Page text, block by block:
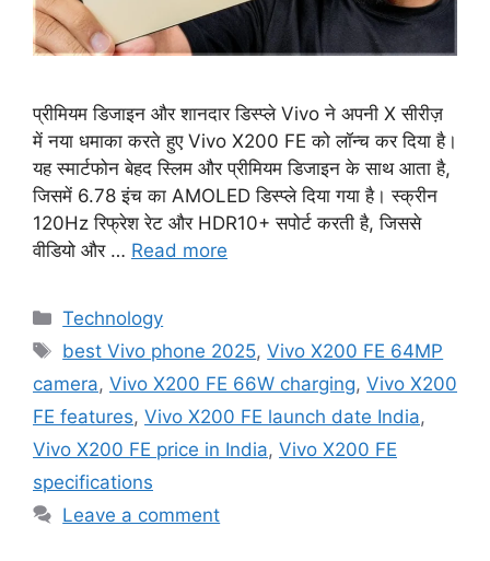
प्रीमियम डिजाइन और शानदार डिस्प्ले Vivo ने अपनी X सीरीज़
में नया धमाका करते हुए Vivo X200 FE को लॉन्च कर दिया है।
यह स्मार्टफोन बेहद स्लिम और प्रीमियम डिजाइन के साथ आता है,
जिसमें 6.78 इंच का AMOLED डिस्प्ले दिया गया है। स्क्रीन
120Hz रिफ्रेश रेट और HDR10+ सपोर्ट करती है, जिससे
वीडियो और … Read more
Categories
Technology
Tags
best Vivo phone 2025,Vivo X200 FE 64MP
camera, Vivo X200 FE 66W charging, Vivo X200
FE features, Vivo X200 FE launch date India,
Vivo X200 FE price in India, Vivo X200 FE
specifications
Leave a comment